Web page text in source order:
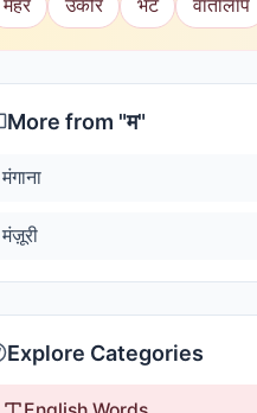
मेहर उकीर भेंट वार्तालाप
More from "म"
मंगाना
मंज़ूरी
Explore Categories